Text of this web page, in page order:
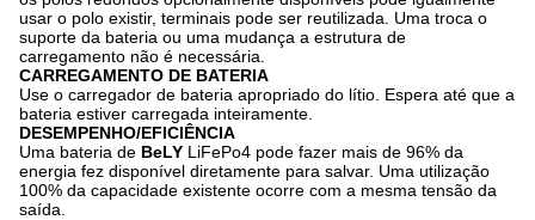
usar o polo existir, terminais pode ser reutilizada. Uma troca o
suporte da bateria ou uma mudança a estrutura de
carregamento não é necessária.
CARREGAMENTO DE BATERIA
Use o carregador de bateria apropriado do lítio. Espera até que a
bateria estiver carregada inteiramente.
DESEMPENHO/EFICIÊNCIA
Uma bateria de BeLY LiFePo4 pode fazer mais de 96% da
energia fez disponível diretamente para salvar. Uma utilização
100% da capacidade existente ocorre com a mesma tensão da
saída.